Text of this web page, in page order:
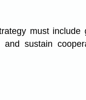
must include
sustain